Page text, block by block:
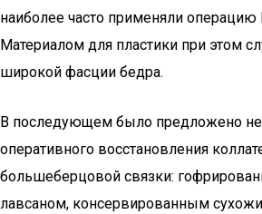
наиболее часто применяли
Материалом для пластики при этом
широкой фасции бедра.
В последующем было предложено
оперативного восстановления
большеберцовой связки:
лавсаном, консервированным